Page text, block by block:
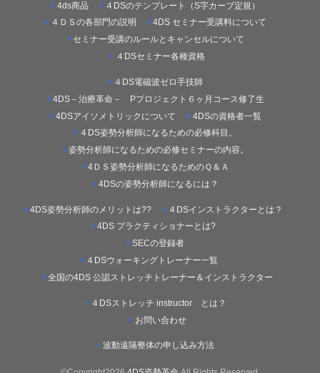
4ds商品
４DSのテンプレート（S字カーブ定規）
４ＤＳの各部門の説明
4DS セミナー受講料について
セミナー受講のルールとキャンセルについて
４DSセミナー各種資格
４DS電磁波ゼロ手技師
4DS－治療革命－ Pプロジェクト６ヶ月コース修了生
4DSアイソメトリックについて
4DSの資格者一覧
４DS姿勢分析師になるための必修科目。
姿勢分析師になるための必修セミナーの内容。
4ＤＳ姿勢分析師になるためのＱ＆Ａ
4DSの姿勢分析師になるには？
4DS姿勢分析師のメリットは??
４DSインストラクターとは？
4DS プラクティショナーとは?
SECの登録者
４DSウォーキングトレーナー一覧
全国の4DS 公認ストレッチトレーナー＆インストラクター
４DSストレッチ instructor とは？
お問い合わせ
波動遠隔整体の申し込み方法